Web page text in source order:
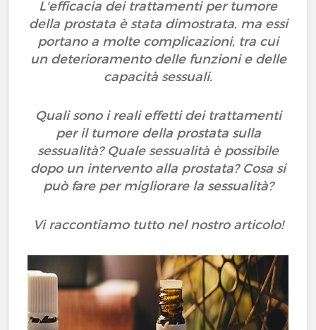
L'efficacia dei trattamenti per tumore
della prostata è stata dimostrata, ma essi
portano a molte complicazioni, tra cui
un deterioramento delle funzioni e delle
capacità sessuali.
Quali sono i reali effetti dei trattamenti
per il tumore della prostata sulla
sessualità? Quale sessualità è possibile
dopo un intervento alla prostata? Cosa si
può fare per migliorare la sessualità?
Vi raccontiamo tutto nel nostro articolo!